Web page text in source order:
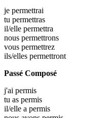
je permettrai
tu permettras
il/elle permettra
nous permettrons
vous permettrez
ils/elles permettront
Passé Composé
j'ai permis
tu as permis
il/elle a permis